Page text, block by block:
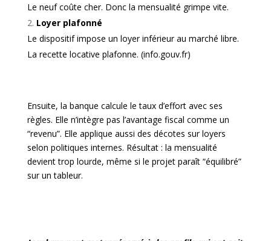
Le neuf coûte cher. Donc la mensualité grimpe vite.
Loyer plafonné
Le dispositif impose un loyer inférieur au marché libre.
La recette locative plafonne. (info.gouv.fr)
Ensuite, la banque calcule le taux d’effort avec ses
règles. Elle n’intègre pas l’avantage fiscal comme un
“revenu”. Elle applique aussi des décotes sur loyers
selon politiques internes. Résultat : la mensualité
devient trop lourde, même si le projet paraît “équilibré”
sur un tableur.